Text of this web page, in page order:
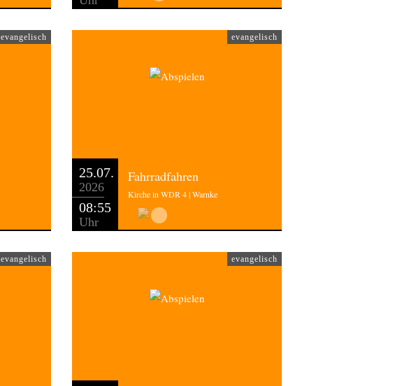
evangelisch evangelisch
25.07.
2026
08:55
Uhr
Fahrradfahren
Kirche in WDR 4 | Warnke
evangelisch evangelisch